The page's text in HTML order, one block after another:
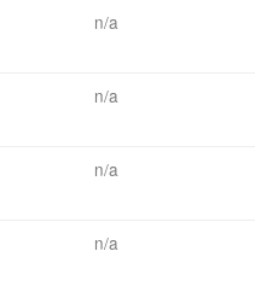
n/a
n/a
n/a
n/a